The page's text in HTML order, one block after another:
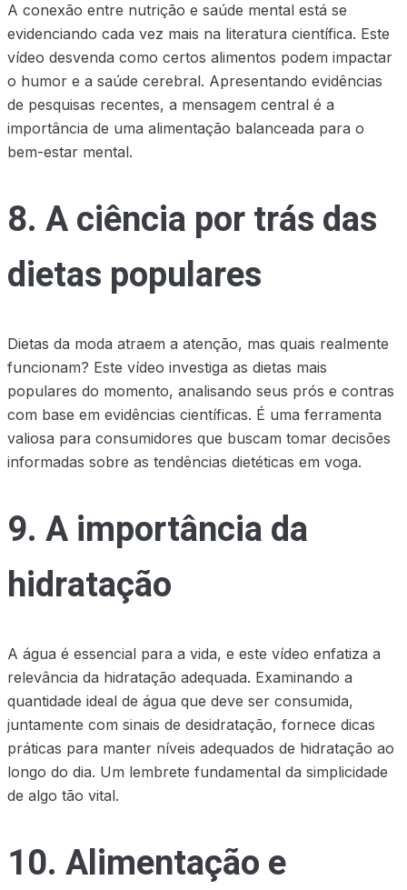
A conexão entre nutrição e saúde mental está se
evidenciando cada vez mais na literatura científica. Este
vídeo desvenda como certos alimentos podem impactar
o humor e a saúde cerebral. Apresentando evidências
de pesquisas recentes, a mensagem central é a
importância de uma alimentação balanceada para o
bem-estar mental.
8. A ciência por trás das
dietas populares
Dietas da moda atraem a atenção, mas quais realmente
funcionam? Este vídeo investiga as dietas mais
populares do momento, analisando seus prós e contras
com base em evidências científicas. É uma ferramenta
valiosa para consumidores que buscam tomar decisões
informadas sobre as tendências dietéticas em voga.
9. A importância da
hidratação
A água é essencial para a vida, e este vídeo enfatiza a
relevância da hidratação adequada. Examinando a
quantidade ideal de água que deve ser consumida,
juntamente com sinais de desidratação, fornece dicas
práticas para manter níveis adequados de hidratação ao
longo do dia. Um lembrete fundamental da simplicidade
de algo tão vital.
10. Alimentação e